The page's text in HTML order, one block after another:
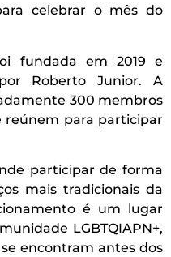
celebrar o mês do
fundada em 2019 e
Roberto Junior. A
300 membros
reúnem para participar
participar de forma
mais tradicionais da
é um lugar
LGBTQIAPN+,
encontram antes dos